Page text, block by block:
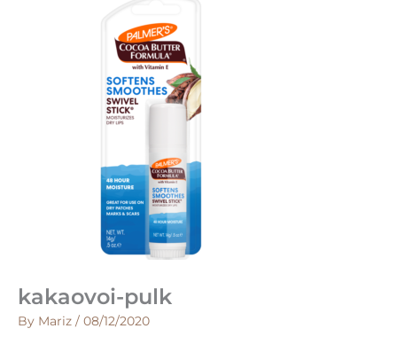
kakaovoi-pulk
By Mariz / 08/12/2020